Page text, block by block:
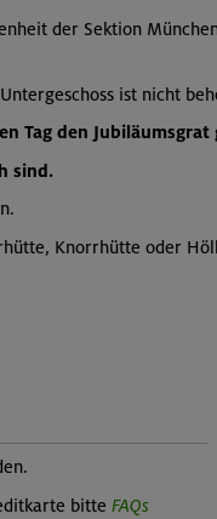
der Sektion
ist nicht
Tag den Jubiläumsgrat
sind.
Knorrhütte oder
bitte FAQs